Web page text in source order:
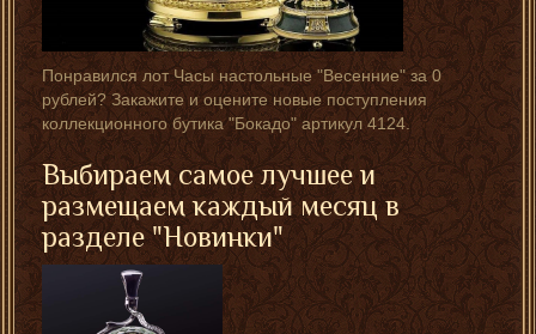
Понравился лот Часы настольные "Весенние" за 0
рублей? Закажите и оцените новые поступления
коллекционного бутика "Бокадо" артикул 4124.
Выбираем самое лучшее и
размещаем каждый месяц в
разделе "Новинки"